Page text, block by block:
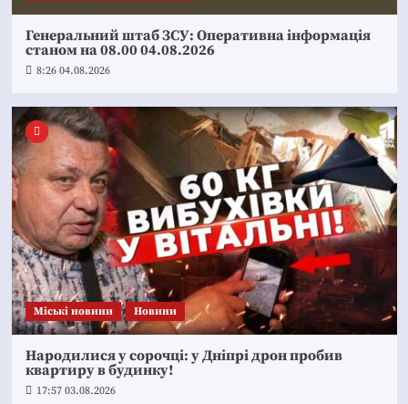
Генеральний штаб ЗСУ: Оперативна інформація
станом на 08.00 04.08.2026
8:26 04.08.2026
Mіські новини Новини
Народилися у сорочці: у Дніпрі дрон пробив
квартиру в будинку!
17:57 03.08.2026